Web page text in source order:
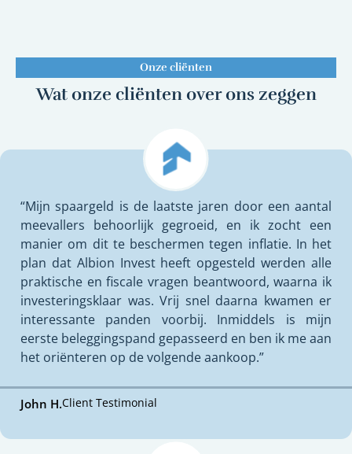
Onze cliënten
Wat onze cliënten over ons zeggen
“Mijn spaargeld is de laatste jaren door een aantal
meevallers behoorlijk gegroeid, en ik zocht een
manier om dit te beschermen tegen inflatie. In het
plan dat Albion Invest heeft opgesteld werden alle
praktische en fiscale vragen beantwoord, waarna ik
investeringsklaar was. Vrij snel daarna kwamen er
interessante panden voorbij. Inmiddels is mijn
eerste beleggingspand gepasseerd en ben ik me aan
het oriënteren op de volgende aankoop.”
John H.Client Testimonial